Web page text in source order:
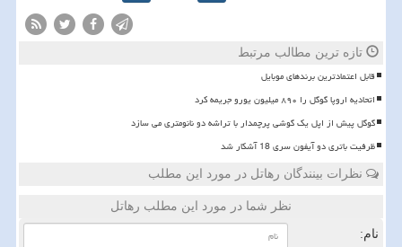
تازه ترین مطالب مرتبط
قابل اعتمادترین برندهای موبایل
اتحادیه اروپا گوگل را ۸۹۰ میلیون یورو جریمه کرد
گوگل پیش از اپل یک گوشی پرچمدار با تراشه دو نانومتری می سازد
ظرفیت باتری دو آیفون سری 18 آشکار شد
نظرات بینندگان رهاتل در مورد این مطلب
نظر شما در مورد این مطلب رهاتل
نام: